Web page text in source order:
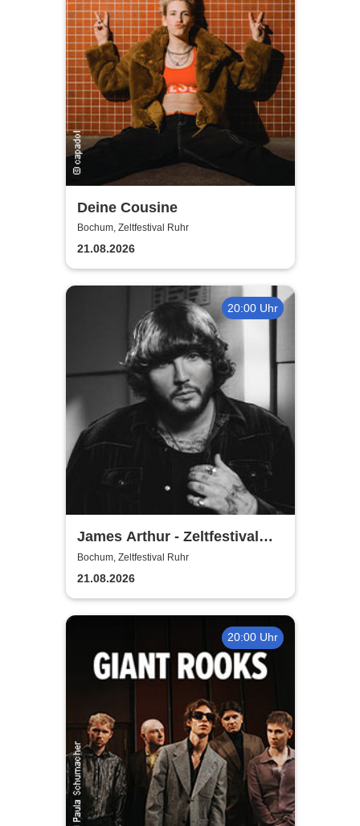
Deine Cousine
Bochum, Zeltfestival Ruhr
21.08.2026
20:00 Uhr
James Arthur - Zeltfestival
Ruhr
Bochum, Zeltfestival Ruhr
21.08.2026
20:00 Uhr